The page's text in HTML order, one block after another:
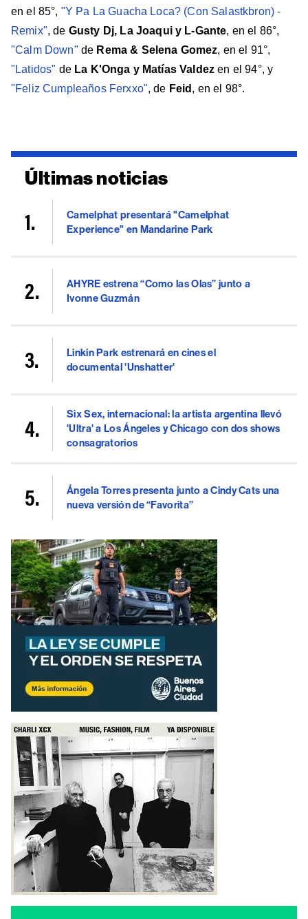
en el 85°, "Y Pa La Guacha Loca? (Con Salastkbron) -
Remix", de Gusty Dj, La Joaqui y L-Gante, en el 86°,
"Calm Down" de Rema & Selena Gomez, en el 91°,
"Latidos" de La K'Onga y Matías Valdezen el 94°, y
"Feliz Cumpleaños Ferxxo", de Feid , en el 98°.
Últimas noticias
Camelphat presentará "Camelphat
Experience" en Mandarine Park
AHYRE estrena “Como las Olas” junto a
Ivonne Guzmán
Linkin Park estrenará en cines el
documental 'Unshatter'
Six Sex, internacional: la artista argentina llevó
'Ultra' a Los Ángeles y Chicago con dos shows
consagratorios
Ángela Torres presenta junto a Cindy Cats una
nueva versión de “Favorita”